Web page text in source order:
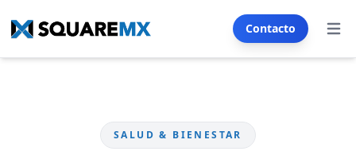
Contacto Abrir
Automoción
SALUD & BIENESTAR